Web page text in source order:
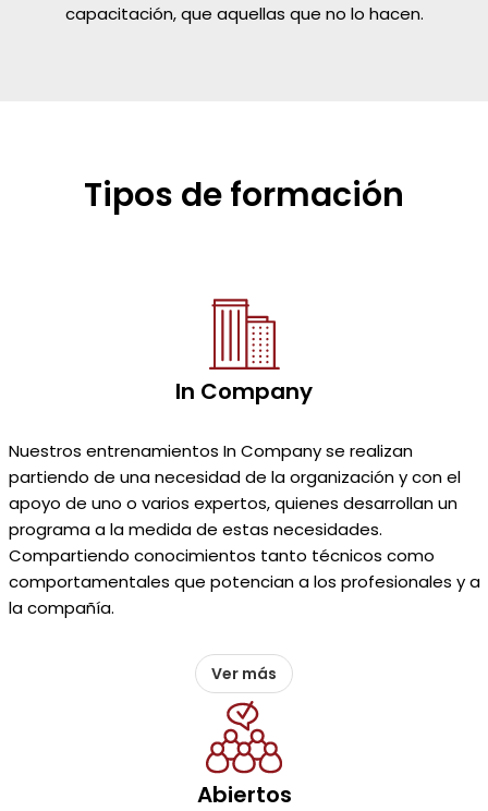
capacitación, que aquellas que no lo hacen.
Tipos de formación
In Company
Nuestros entrenamientos In Company se realizan
partiendo de una necesidad de la organización y con el
apoyo de uno o varios expertos, quienes desarrollan un
programa a la medida de estas necesidades.
Compartiendo conocimientos tanto técnicos como
comportamentales que potencian a los profesionales y a
la compañía.
Ver más
Abiertos